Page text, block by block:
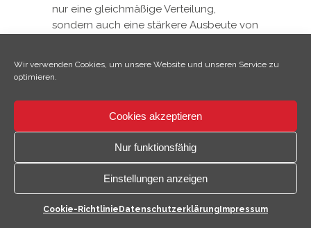
Wir verwenden Cookies, um unsere Website und unseren Service zu
optimieren.
Cookies akzeptieren
Nur funktionsfähig
Einstellungen anzeigen
Cookie-Richtlinie Datenschutzerklärung Impressum
nur eine gleichmäßige Verteilung,
sondern auch eine stärkere Ausbeute von
Möglich macht das die reflektive
Produkten von SICC Coatings zum
Einsatz kommt. Millionen winzig kleiner
und speziell entwickelter
Glaskeramikkügelchen stellen, jede für
sich, eine konvexe Spiegelfläche dar. Mit
ihrer Beschaffenheit sorgen sie dafür,
dass der diffuse Reflexionswert (Rd-Wert)
von „Lumen“ deutlich höher ist als bei
Hallo, ich bin Climo!